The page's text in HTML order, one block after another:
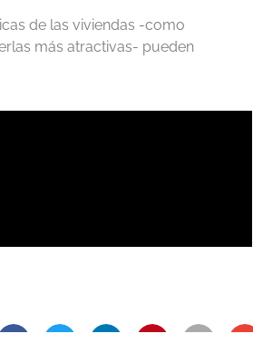
de las viviendas -como
más atractivas- pueden